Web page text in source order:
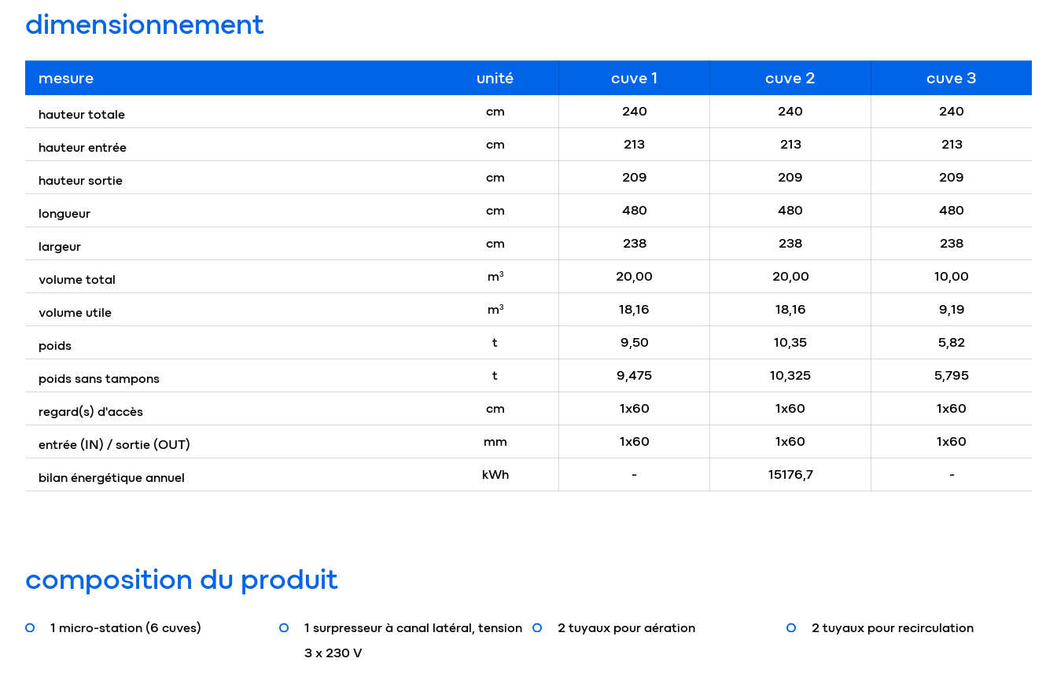
dimensionnement
mesure unité cuve 1 cuve 2 cuve 3
hauteur totale cm 240 240 240
hauteur entrée cm 213 213 213
hauteur sortie cm 209 209 209
longueur cm 480 480 480
largeur cm 238 238 238
volume total m³ 20,00 20,00 10,00
volume utile m³ 18,16 18,16 9,19
poids t 9,50 10,35 5,82
poids sans tampons t 9,475 10,325 5,795
regard(s) d'accès cm 1x60 1x60 1x60
entrée (IN) / sortie (OUT) mm 1x60 1x60 1x60
bilan énergétique annuel kWh - 15176,7 -
composition du produit
1 micro-station (6 cuves)
1 surpresseur à canal latéral, tension
3 x 230 V
2 tuyaux pour aération 2 tuyaux pour recirculation